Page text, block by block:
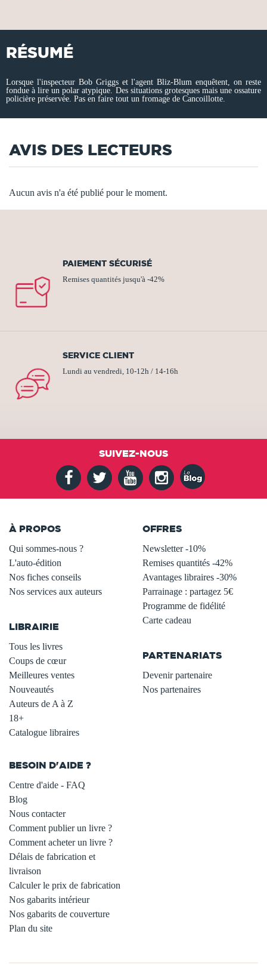
RÉSUMÉ
Lorsque l'inspecteur Bob Griggs et l'agent Bliz-Blum enquêtent, on reste
fondue à lire un polar atypique. Des situations grotesques mais une ossature
policière préservée. Pas en faire tout un fromage de Cancoillotte.
AVIS DES LECTEURS
Aucun avis n'a été publié pour le moment.
PAIEMENT SÉCURISÉ
Remises quantités jusqu'à -42%
SERVICE CLIENT
Lundi au vendredi, 10-12h / 14-16h
SUIVEZ-NOUS
À PROPOS
Qui sommes-nous ?
L'auto-édition
Nos fiches conseils
Nos services aux auteurs
LIBRAIRIE
Tous les livres
Coups de cœur
Meilleures ventes
Nouveautés
Auteurs de A à Z
18+
Catalogue libraires
OFFRES
Newsletter -10%
Remises quantités -42%
Avantages libraires -30%
Parrainage : partagez 5€
Programme de fidélité
Carte cadeau
PARTENARIATS
Devenir partenaire
Nos partenaires
BESOIN D'AIDE ?
Centre d'aide - FAQ
Blog
Nous contacter
Comment publier un livre ?
Comment acheter un livre ?
Délais de fabrication et
livraison
Calculer le prix de fabrication
Nos gabarits intérieur
Nos gabarits de couverture
Plan du site